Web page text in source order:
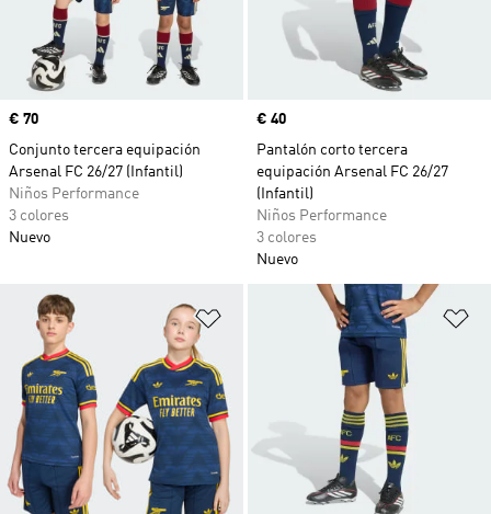
Precio
€ 70
Conjunto tercera equipación
Arsenal FC 26/27 (Infantil)
Niños Performance
3 colores
Nuevo
Precio
€ 40
Pantalón corto tercera
equipación Arsenal FC 26/27
(Infantil)
Niños Performance
3 colores
Nuevo
Añadir a la lista de deseos